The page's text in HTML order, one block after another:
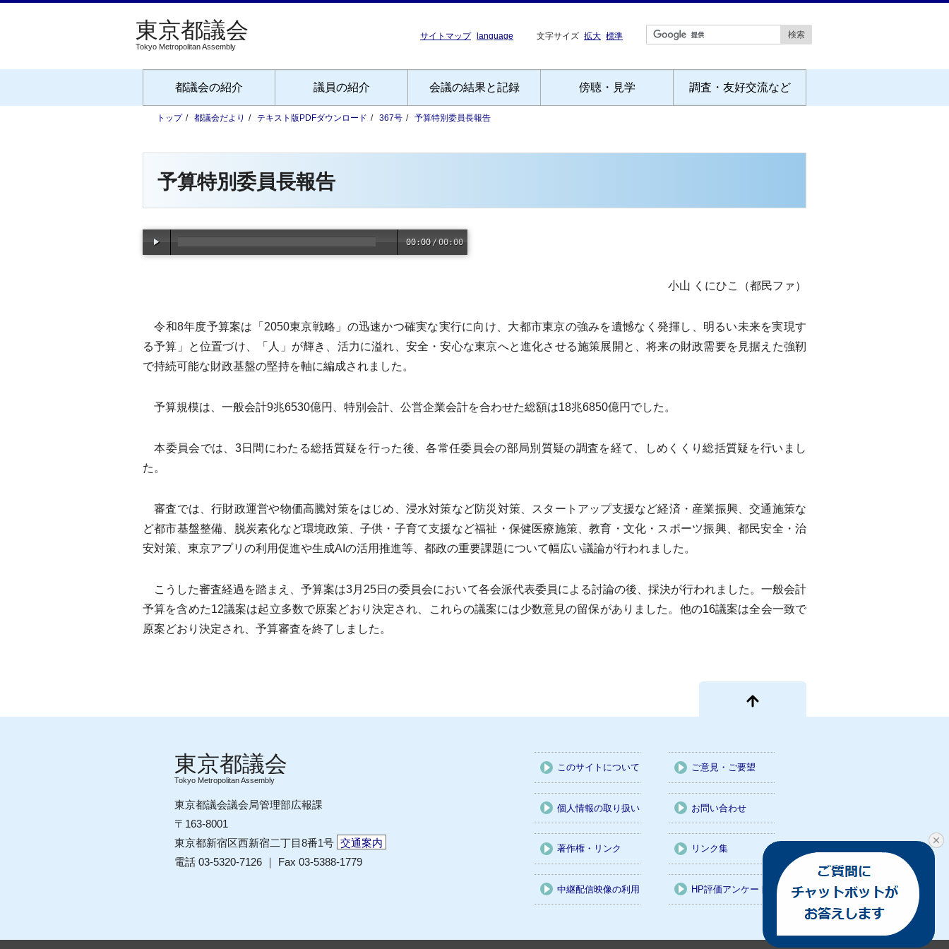
Tokyo Metropolitan Assembly
サイトマップ language 文字サイズ 拡大 標準
都議会の紹介 議員の紹介 会議の結果と記録 傍聴・見学 調査・友好交流など
トップ 都議会だより テキスト版PDFダウンロード 367号 予算特別委員長報告
予算特別委員長報告
00:00 /00:00
小山 くにひこ（都民ファ）
令和8年度予算案は「2050東京戦略」の迅速かつ確実な実行に向け、大都市東京の強みを遺憾なく発揮し、明るい未来を実現す
る予算」と位置づけ、「人」が輝き、活力に溢れ、安全・安心な東京へと進化させる施策展開と、将来の財政需要を見据えた強靭
で持続可能な財政基盤の堅持を軸に編成されました。
予算規模は、一般会計9兆6530億円、特別会計、公営企業会計を合わせた総額は18兆6850億円でした。
本委員会では、3日間にわたる総括質疑を行った後、各常任委員会の部局別質疑の調査を経て、しめくくり総括質疑を行いまし
た。
審査では、行財政運営や物価高騰対策をはじめ、浸水対策など防災対策、スタートアップ支援など経済・産業振興、交通施策な
ど都市基盤整備、脱炭素化など環境政策、子供・子育て支援など福祉・保健医療施策、教育・文化・スポーツ振興、都民安全・治
安対策、東京アプリの利用促進や生成AIの活用推進等、都政の重要課題について幅広い議論が行われました。
こうした審査経過を踏まえ、予算案は3月25日の委員会において各会派代表委員による討論の後、採決が行われました。一般会計
予算を含めた12議案は起立多数で原案どおり決定され、これらの議案には少数意見の留保がありました。他の16議案は全会一致で
原案どおり決定され、予算審査を終了しました。
このサイトについて ご意見・ご要望
個人情報の取り扱い お問い合わせ
著作権・リンク リンク集
中継配信映像の利用 HP評価アンケート
Tokyo Metropolitan Assembly
東京都議会議会局管理部広報課
〒163-8001
東京都新宿区西新宿二丁目8番1号 交通案内
電話 03-5320-7126 ｜ Fax 03-5388-1779